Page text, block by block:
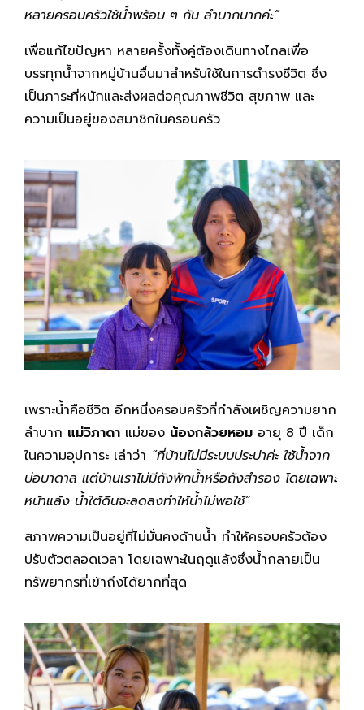
หลายครอบครัวใช้น้ำพร้อม ๆ กัน ลำบากมากค่ะ”
เพื่อแก้ไขปัญหา หลายครั้งทั้งคู่ต้องเดินทางไกลเพื่อ
บรรทุกน้ำจากหมู่บ้านอื่นมาสำหรับใช้ในการดำรงชีวิต ซึ่ง
เป็นภาระที่หนักและส่งผลต่อคุณภาพชีวิต สุขภาพ และ
ความเป็นอยู่ของสมาชิกในครอบครัว
เพราะน้ำคือชีวิต อีกหนึ่งครอบครัวที่กำลังเผชิญความยาก
ลำบาก แม่วิภาดา แม่ของ น้องกล้วยหอม อายุ 8 ปี เด็ก
ในความอุปการะ เล่าว่า “ที่บ้านไม่มีระบบประปาค่ะ ใช้น้ำจาก
บ่อบาดาล แต่บ้านเราไม่มีถังพักน้ำหรือถังสำรอง โดยเฉพาะ
หน้าแล้ง น้ำใต้ดินจะลดลงทำให้น้ำไม่พอใช้”
สภาพความเป็นอยู่ที่ไม่มั่นคงด้านน้ำ ทำให้ครอบครัวต้อง
ปรับตัวตลอดเวลา โดยเฉพาะในฤดูแล้งซึ่งน้ำกลายเป็น
ทรัพยากรที่เข้าถึงได้ยากที่สุด